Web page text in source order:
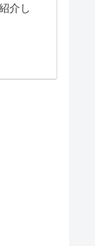
介し